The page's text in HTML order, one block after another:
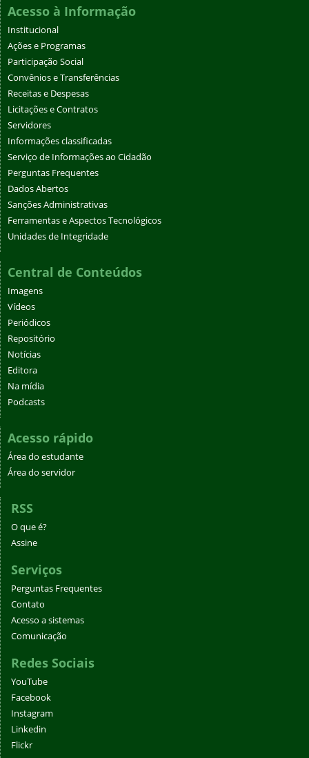
Acesso à Informação
Institucional
Ações e Programas
Participação Social
Convênios e Transferências
Receitas e Despesas
Licitações e Contratos
Servidores
Informações classificadas
Serviço de Informações ao Cidadão
Perguntas Frequentes
Dados Abertos
Sanções Administrativas
Ferramentas e Aspectos Tecnológicos
Unidades de Integridade
Central de Conteúdos
Imagens
Vídeos
Periódicos
Repositório
Notícias
Editora
Na mídia
Podcasts
Acesso rápido
Área do estudante
Área do servidor
RSS
O que é?
Assine
Serviços
Perguntas Frequentes
Contato
Acesso a sistemas
Comunicação
Redes Sociais
YouTube
Facebook
Instagram
Linkedin
Flickr